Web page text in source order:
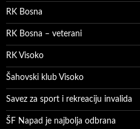
RK Bosna
RK Bosna – veterani
RK Visoko
Šahovski klub Visoko
Savez za sport i rekreaciju invalida
ŠF Napad je najbolja odbrana